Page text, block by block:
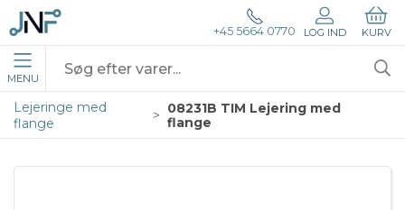
+45 5664 0770 LOG IND KURV
MENU
Lejeringe med
flange
08231B TIM Lejering med
flange